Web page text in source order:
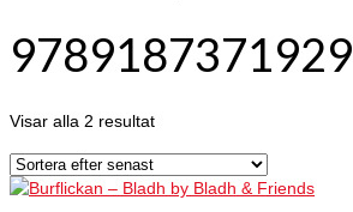
9789187371929
Visar alla 2 resultat